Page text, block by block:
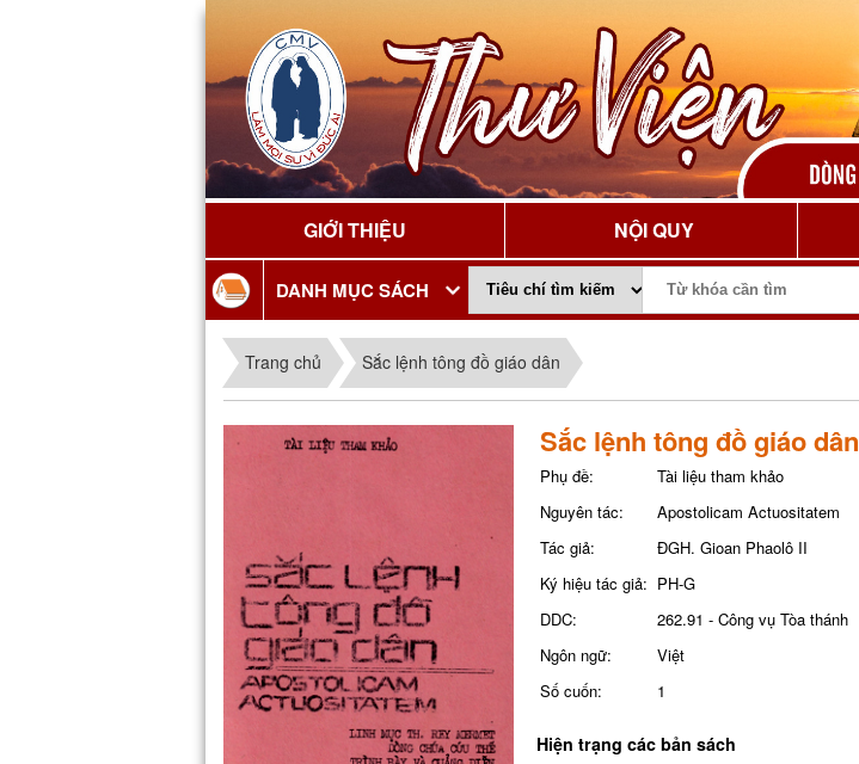
GIỚI THIỆU NỘI QUY
DANH MỤC SÁCH
Trang chủ Sắc lệnh tông đồ giáo dân
Sắc lệnh tông đồ giáo dân
Phụ đề:
Tài liệu tham khảo
Nguyên tác:
Apostolicam Actuositatem
Tác giả:
ĐGH. Gioan Phaolô II
Ký hiệu tác giả: PH-G
DDC:
262.91 - Công vụ Tòa thánh
Ngôn ngữ:
Việt
Số cuốn:
1
Hiện trạng các bản sách